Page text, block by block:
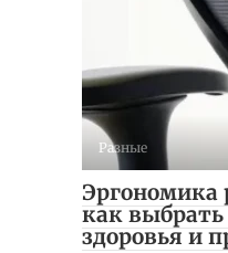
Разные
Эргономика
как выбрать
здоровья и